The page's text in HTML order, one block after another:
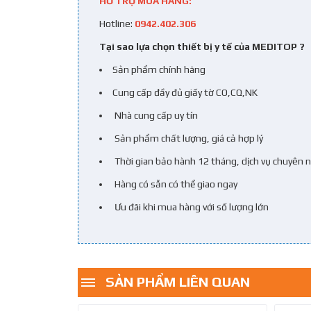
Hotline: 0942.402.306
Tại sao lựa chọn thiết bị y tế của MEDITOP ?
Sản phẩm chính hãng
Cung cấp đầy đủ giấy tờ CO,CQ,NK
Nhà cung cấp uy tín
Sản phẩm chất lượng, giá cả hợp lý
Thời gian bảo hành 12 tháng, dịch vụ chuyên
Hàng có sẵn có thể giao ngay
Ưu đãi khi mua hàng với số lượng lớn
SẢN PHẨM LIÊN QUAN